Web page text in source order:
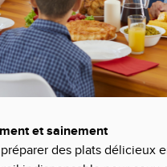
et sainement
des plats